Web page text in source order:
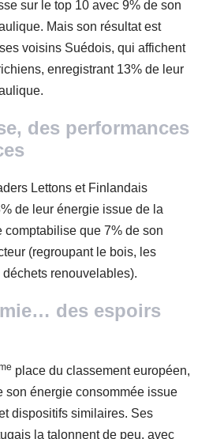
sur le top 10 avec 9% de son
Mais son résultat est
voisins Suédois, qui affichent
enregistrant 13% de leur
des performances
Lettons et Finlandais
de leur énergie issue de la
comptabilise que 7% de son
(regroupant le bois, les
renouvelables).
des espoirs
place du classement européen,
son énergie consommée issue
dispositifs similaires. Ses
la talonnent de peu, avec